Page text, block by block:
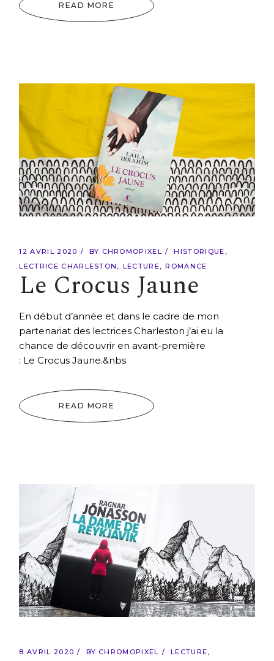
READ MORE
12 AVRIL 2020 BY CHROMOPIXEL
HISTORIQUE
LECTRICE CHARLESTON
LECTURE ROMANCE
Le Crocus Jaune
En début d’année et dans le cadre de mon
partenariat des lectrices Charleston j’ai eu la
chance de découvrir en avant-première
: Le Crocus Jaune.&nbs
READ MORE
8 AVRIL 2020 BY CHROMOPIXEL
LECTURE